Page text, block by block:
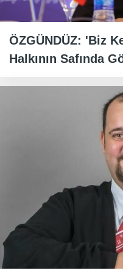
ÖZGÜNDÜZ: 'Biz
Halkının Safında